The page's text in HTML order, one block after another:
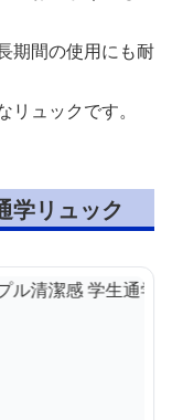
期間の使用にも耐
ュックです。
学リュック